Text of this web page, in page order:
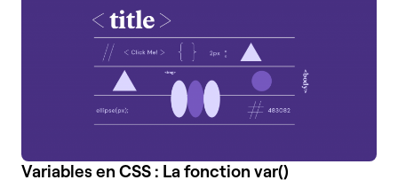
Variables en CSS : La fonction var()